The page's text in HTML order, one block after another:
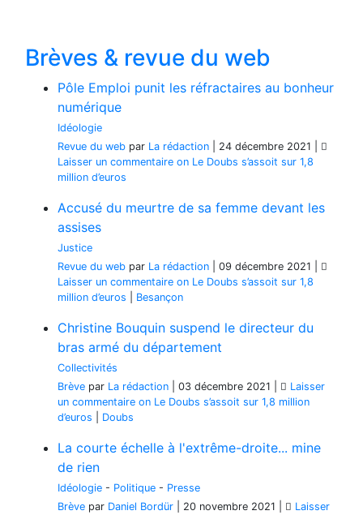
Brèves & revue du web
Pôle Emploi punit les réfractaires au bonheur
numérique
Idéologie
Revue du web par La rédaction 24 décembre 2021
Laisser un commentaire on Le Doubs s’assoit sur 1,8
million d’euros
Accusé du meurtre de sa femme devant les
assises
Justice
Revue du web par La rédaction 09 décembre 2021
Laisser un commentaire on Le Doubs s’assoit sur 1,8
million d’euros
Besançon
Christine Bouquin suspend le directeur du
bras armé du département
Collectivités
Brève par La rédaction 03 décembre 2021
Laisser
un commentaire on Le Doubs s’assoit sur 1,8 million
d’euros
Doubs
La courte échelle à l'extrême-droite... mine
de rien
Idéologie - Politique - Presse
Brève par Daniel Bordür 20 novembre 2021 Laisser